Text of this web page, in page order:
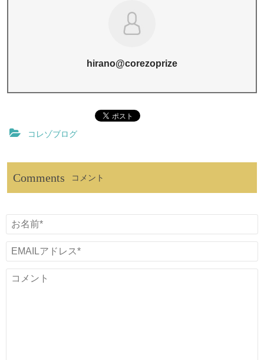
hirano@corezoprize
コレゾブログ